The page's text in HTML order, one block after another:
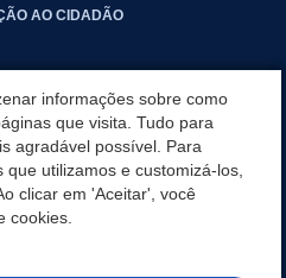
AO CIDADÃO
informações sobre como
que visita. Tudo para
agradável possível. Para
utilizamos e customizá-los,
clicar em 'Aceitar', você
cookies.